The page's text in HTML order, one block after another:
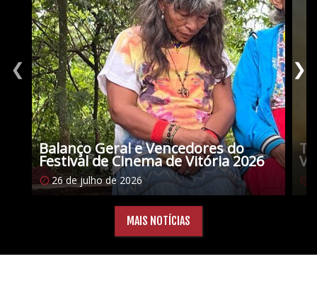
Balanço Geral e Vencedores do
Festival de Cinema de Vitória 2026
26 de julho de 2026
❮ ❯
MAIS NOTÍCIAS